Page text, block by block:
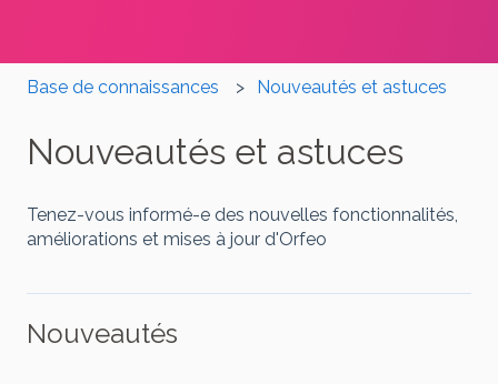
Base de connaissances Nouveautés et astuces
Nouveautés et astuces
Tenez-vous informé-e des nouvelles fonctionnalités,
améliorations et mises à jour d'Orfeo
Nouveautés